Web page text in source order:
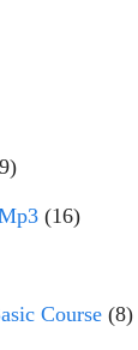
(16)
Course (8)